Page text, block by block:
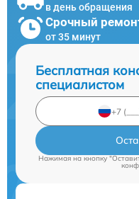
в день обращения
Срочный
от 35 минут
Бесплатная
специалистом
Нажимая на кнопку